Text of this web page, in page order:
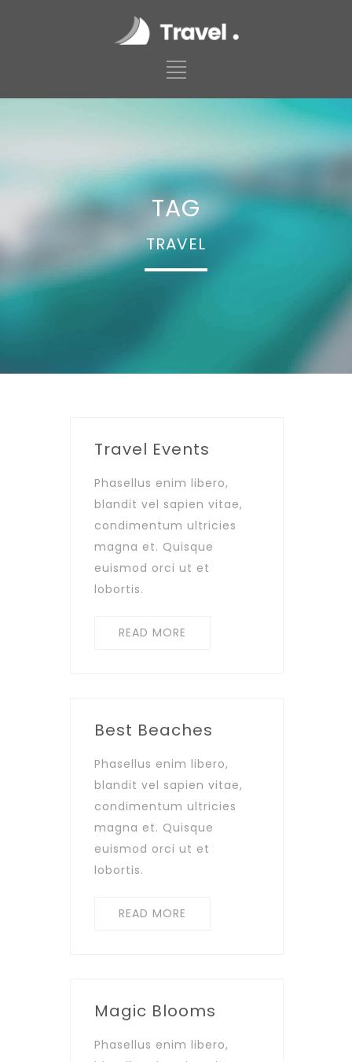
TAG
TRAVEL
Travel Events
Phasellus enim libero,
blandit vel sapien vitae,
condimentum ultricies
magna et. Quisque
euismod orci ut et
lobortis.
READ MORE
Best Beaches
Phasellus enim libero,
blandit vel sapien vitae,
condimentum ultricies
magna et. Quisque
euismod orci ut et
lobortis.
READ MORE
Magic Blooms
Phasellus enim libero,